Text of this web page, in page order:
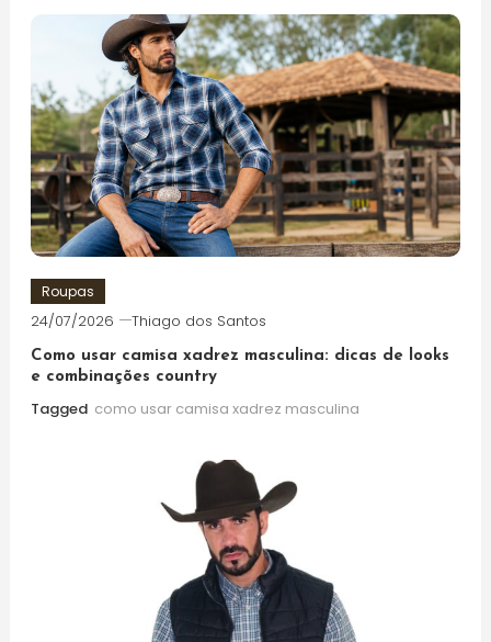
Roupas
24/07/2026 Thiago dos Santos
Como usar camisa xadrez masculina: dicas de looks
e combinações country
Tagged como usar camisa xadrez masculina